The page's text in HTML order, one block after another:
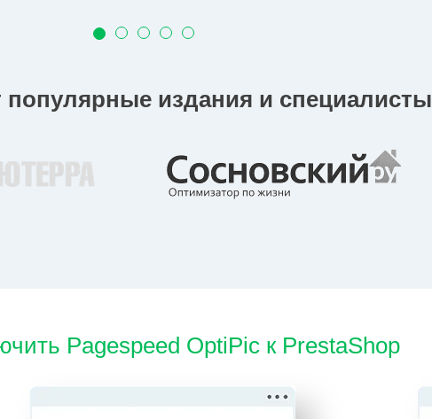
издания и специалисты
Pagespeed OptiPic к PrestaShop